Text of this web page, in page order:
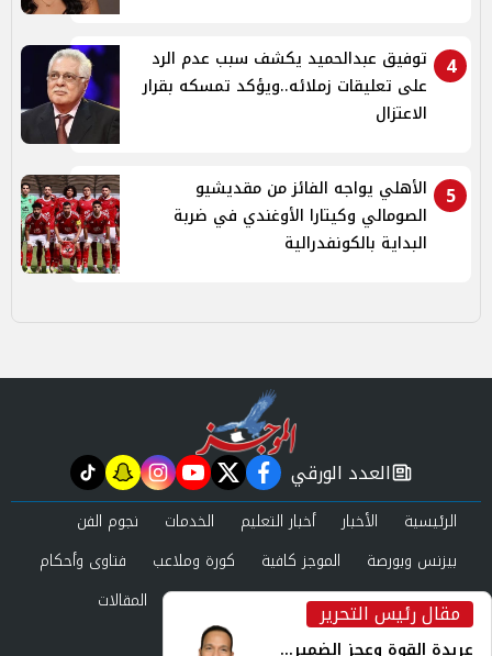
4
توفيق عبدالحميد يكشف سبب عدم الرد
على تعليقات زملائه..ويؤكد تمسكه بقرار
الاعتزال
5
الأهلي يواجه الفائز من مقديشيو
الصومالي وكيتارا الأوغندي في ضربة
البداية بالكونفدرالية
مقال رئيس التحرير
عربدة القوة وعجز الضمير...
newspaper
العدد الورقي facebook
twitter
youtube
instagram
snapchat
tiktok
الرئيسية الأخبار أخبار التعليم الخدمات
نجوم الفن
بيزنس وبورصة
الموجز كافية كورة وملاعب
فتاوى وأحكام
صحة وجمال
عرب وعالم حوادث ومحاكم
المقالات
العدد الورقي